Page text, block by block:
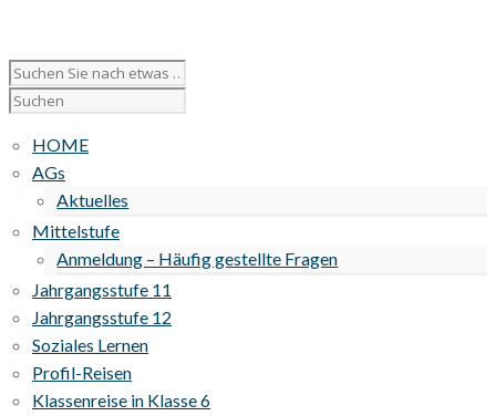
HOME
AGs
Aktuelles
Mittelstufe
Anmeldung – Häufig gestellte Fragen
Jahrgangsstufe 11
Jahrgangsstufe 12
Soziales Lernen
Profil-Reisen
Klassenreise in Klasse 6